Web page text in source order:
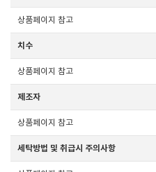
상품페이지 참고
치수
상품페이지 참고
제조자
상품페이지 참고
세탁방법 및 취급시 주의사항